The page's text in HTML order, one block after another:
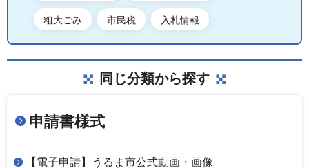
粗大ごみ 市民税 入札情報
同じ分類から探す
申請書様式
【電子申請】うるま市公式動画・画像